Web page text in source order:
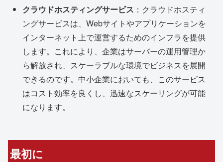
クラウドホスティングサービス ：クラウドホスティ
ングサービスは、Webサイトやアプリケーションを
インターネット上で運営するためのインフラを提供
します。これにより、企業はサーバーの運用管理か
ら解放され、スケーラブルな環境でビジネスを展開
できるのです。中小企業においても、このサービス
はコスト効率を良くし、迅速なスケーリングが可能
になります。
最初に